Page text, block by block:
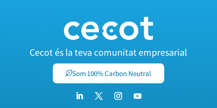
Cecot és la teva comunitat empresarial
Som 100% Carbon Neutral